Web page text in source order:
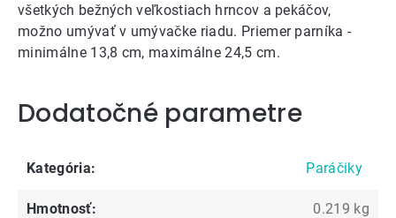
všetkých bežných veľkostiach hrncov a pekáčov,
možno umývať v umývačke riadu. Priemer parníka -
minimálne 13,8 cm, maximálne 24,5 cm.
Dodatočné parametre
Kategória: Paráčiky
Hmotnosť: 0.219 kg